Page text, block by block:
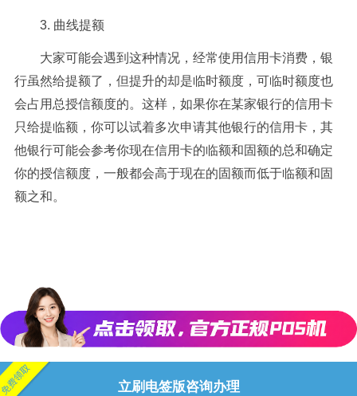
3. 曲线提额
大家可能会遇到这种情况，经常使用信用卡消费，银
行虽然给提额了，但提升的却是临时额度，可临时额度也
会占用总授信额度的。这样，如果你在某家银行的信用卡
只给提临额，你可以试着多次申请其他银行的信用卡，其
他银行可能会参考你现在信用卡的临额和固额的总和确定
你的授信额度，一般都会高于现在的固额而低于临额和固
额之和。
立刷电签版咨询办理